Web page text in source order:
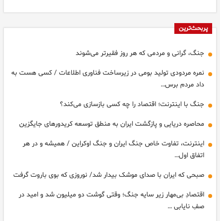
پربحث‌ترین
جنگ، گرانی و مردمی که هر روز فقیرتر می‌شوند
نمره مردودی تولید بومی در زیرساخت فناوری اطلاعات / کسی هست به
داد مردم برس…
جنگ با اینترنت؛ اقتصاد را چه کسی بازسازی می‌کند؟
محاصره‌ دریایی و پازگشت ایران به منطق توسعه کریدورهای جایگزین
اینترنت، تفاوت خاص جنگ ایران و جنگ اوکراین / همیشه و در هر
اتفاق اول…
صبحی که ایران با صدای موشک بیدار شد/ نوروزی که بوی باروت گرفت
اقتصادِ بی‌مهار زیر سایه جنگ؛ وقتی گوشت دو میلیون شد و امید در
صفِ نایابی …